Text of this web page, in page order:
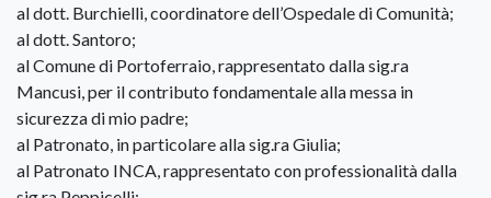
al dott. Burchielli, coordinatore dell’Ospedale di Comunità;
al dott. Santoro;
al Comune di Portoferraio, rappresentato dalla sig.ra
Mancusi, per il contributo fondamentale alla messa in
sicurezza di mio padre;
al Patronato, in particolare alla sig.ra Giulia;
al Patronato INCA, rappresentato con professionalità dalla